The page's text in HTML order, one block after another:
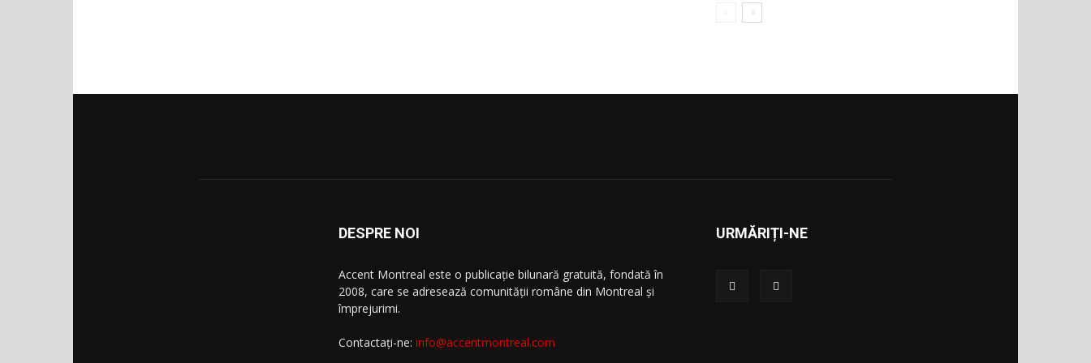
DESPRE NOI
Accent Montreal este o publicație bilunară gratuită, fondată în
2008, care se adresează comunităţii române din Montreal şi
împrejurimi.
Contactați-ne: info@accentmontreal.com
URMĂRIȚI-NE